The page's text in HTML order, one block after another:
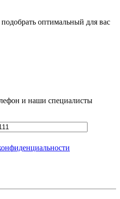
оптимальный для вас
и наши специалисты